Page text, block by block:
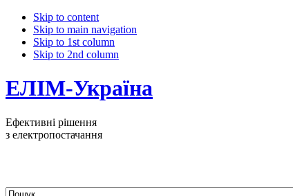
Skip to content
Skip to main navigation
Skip to 1st column
Skip to 2nd column
ЕЛІМ-Україна
Ефективні рішення
з електропостачання